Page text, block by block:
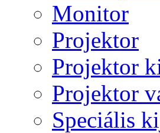
Monitor
Projektor
Projektor
Projektor
Speciális